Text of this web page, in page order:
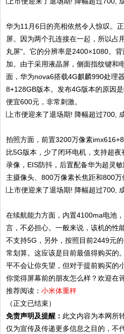
华为11月6日的亮相依然令人惊叹。
屏。因为两个孔连接在一起，所以占
丸屏"。它的分辨率是2400×1080。
加。由于采用液晶屏，侧面指纹键和
面，华为nova6搭载4G麒麟990处理
8+128GB版本。发布4G版本的原因
便宜600元，非常刺激。
拍照方面，前置3200万像素
比5G版本，少了闭环电机，支持超
录像，EIS防抖，后置配备华为超灵
主摄像头、800万像素长焦距和800万
在续航能力方面，内置4100ma电池
言，不必担心。一般来说，该机的性
不支持5G，另外，按照目前2449元
常划算。这应该是目前最值得购买的
平不会让你失望，但对于提前购买的
你觉得屏幕前的朋友怎么样？欢迎在
推荐阅读：小米体重秤
（正文已结束）
免责声明及提醒： 此文内容为本网所
仅为宣传及传递更多信息之目的，不